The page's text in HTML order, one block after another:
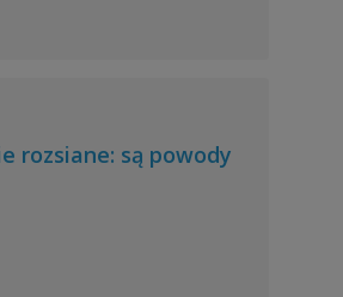
rozsiane: są powody